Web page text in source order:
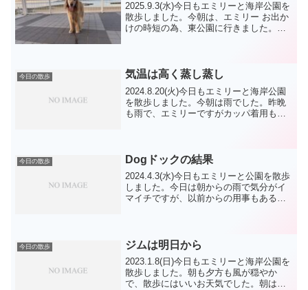
2025.9.3(水)今日もエミリーと海岸公園を
散歩しました。今朝は、エミリー お出か
けの時短の為、東公園に行きました。今
かけた次第...
今日の散歩 気温は高く蒸し蒸し
2024.8.20(火)今日もエミリーと海岸公園
を散歩しました。今朝は雨でした。昨晩
も雨で、エミリーですがカッパ着用も、
事を済ましてか...
今日の散歩 Dogドックの結果
2024.4.3(水)今日もエミリーと公園を散歩
しました。今日は朝からの雨で気分がイ
マイチですが、以前からの用事もあるの
休養をお願い...
今日の散歩 ジムは明日から
2023.1.8(日)今日もエミリーと海岸公園を
散歩しました。朝も夕方も風が穏やか
で、散歩にはいいお天気でした。朝は散